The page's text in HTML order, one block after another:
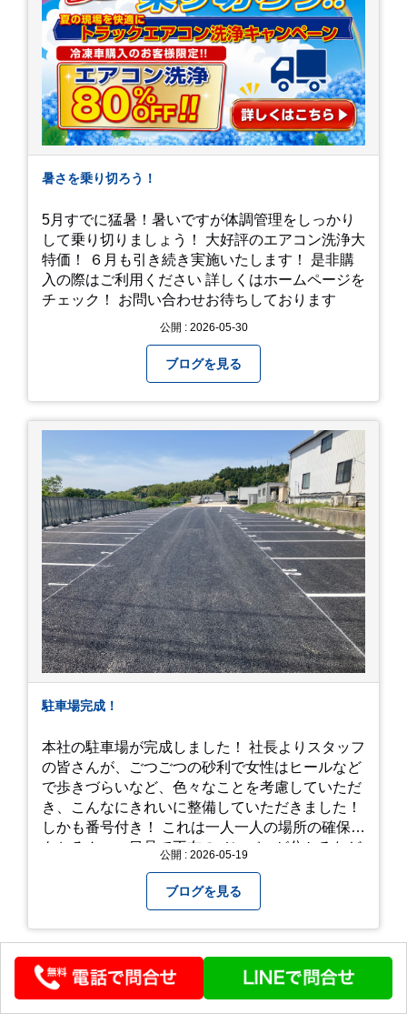
暑さを乗り切ろう！
5月すでに猛暑！暑いですが体調管理をしっかり
して乗り切りましょう！ 大好評のエアコン洗浄大
特価！ ６月も引き続き実施いたします！ 是非購
入の際はご利用ください 詳しくはホームページを
チェック！ お問い合わせお待ちしております
公開 : 2026-05-30
ブログを見る
駐車場完成！
本社の駐車場が完成しました！ 社長よりスタッフ
の皆さんが、ごつごつの砂利で女性はヒールなど
で歩きづらいなど、色々なことを考慮していただ
き、こんなにきれいに整備していただきました！
しかも番号付き！ これは一人一人の場所の確保は
もちろん、一目見て不在のメンバーが分かるなど
は毎月「環境整備点検」を実施し、お客様や共に
働くスタッフの為、会社を皆で良くしていく取り
組みを実施しております！ 心一新！これからも努
力を重ねてまいります！
公開 : 2026-05-19
ブログを見る
アクセス・佐倉善戦 採用について